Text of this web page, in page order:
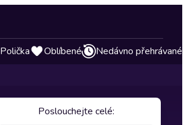
Polička Oblíbené Nedávno přehrávané
Poslouchejte celé: